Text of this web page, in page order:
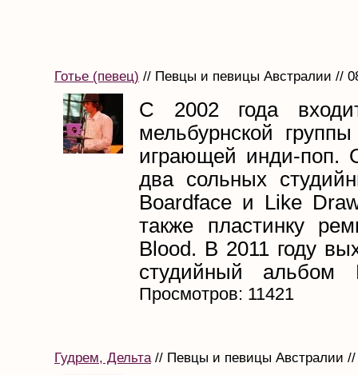
Готье (певец) // Певцы и певицы Австралии //
С 2002 года
мельбурнской
играющей инди-поп.
два сольных
Boardface и Like
также пластинку
Blood. В 2011 году
студийный альбом
Просмотров: 11421
Гудрем, Дельта// Певцы и певицы Австралии //